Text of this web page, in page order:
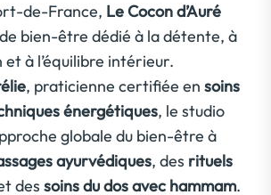
de-France, Le Cocon d’Auré
bien-être dédié à la détente, à
à l’équilibre intérieur.
, praticienne certifiée en soins
énergétiques, le studio
globale du bien-être à
ayurvédiques, des rituels
des soins du dos avec hammam.